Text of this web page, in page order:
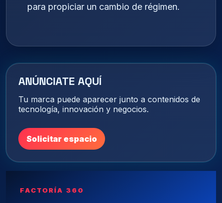
para propiciar un cambio de régimen.
ANÚNCIATE AQUÍ
Tu marca puede aparecer junto a contenidos de
tecnología, innovación y negocios.
Solicitar espacio
FACTORÍA 360